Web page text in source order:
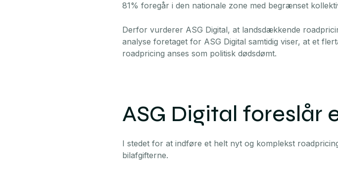
81% foregår i den nationale zone med begrænset
Derfor vurderer ASG Digital, at landsdækkende
analyse foretaget for ASG Digital samtidig viser, at et
roadpricing anses som politisk dødsdømt.
ASG Digital foreslår
I stedet for at indføre et helt nyt og komplekst
bilafgifterne.